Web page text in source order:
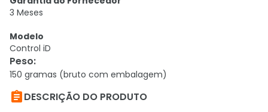
3 Meses
Modelo
Control iD
Peso:
150 gramas (bruto com embalagem)
DESCRIÇÃO DO PRODUTO